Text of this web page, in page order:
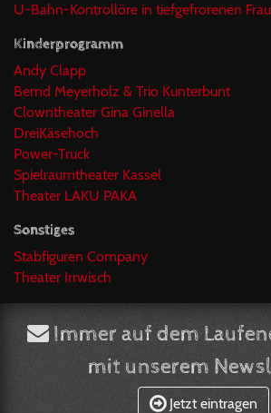
U-Bahn-Kontrollöre in tiefgefrorenen
Kinderprogramm
Andy Clapp
Bernd Meyerholz & Trio Kunterbunt
Clowntheater Gina Ginella
DreiKäsehoch
Power-Truck
Spielraumtheater Kassel
Theater LAKU PAKA
Sonstiges
Stabfiguren Company
Theater Irrwisch
Immer auf dem
mit unserem
Jetzt eintragen